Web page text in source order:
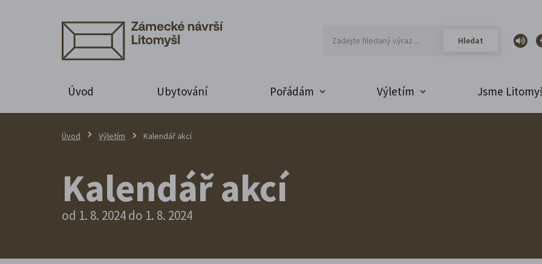
Úvod Ubytování Pořádám Výletím Jsme
Úvod Výletím Kalendář akcí
Kalendář akcí
od 1. 8. 2024 do 1. 8. 2024